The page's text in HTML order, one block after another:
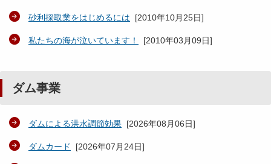
砂利採取業をはじめるには [2010年10月25日]
私たちの海が泣いています！ [2010年03月09日]
ダム事業
ダムによる洪水調節効果 [2026年08月06日]
ダムカード [2026年07月24日]